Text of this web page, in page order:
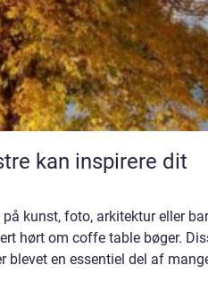
kan inspirere dit
kunst, foto, arkitektur eller
hørt om coffe table bøger.
en essentiel del af